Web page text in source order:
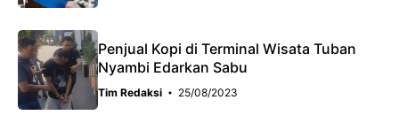
Penjual Kopi di Terminal Wisata Tuban
Nyambi Edarkan Sabu
Tim Redaksi 25/08/2023